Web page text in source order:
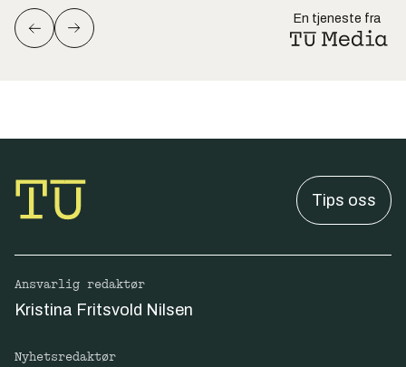
En tjeneste fra
Tips oss
Ansvarlig redaktør
Kristina Fritsvold Nilsen
Nyhetsredaktør